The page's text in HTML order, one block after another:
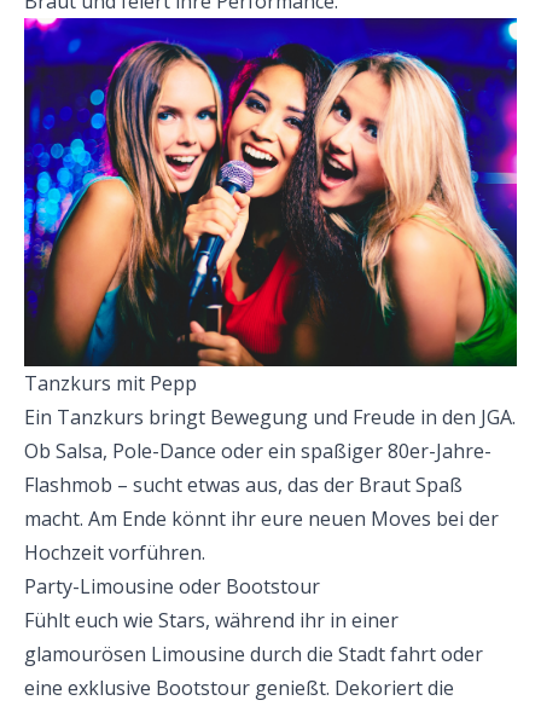
Tanzkurs mit Pepp
Ein Tanzkurs bringt Bewegung und Freude in den JGA.
Ob Salsa, Pole-Dance oder ein spaßiger 80er-Jahre-
Flashmob – sucht etwas aus, das der Braut Spaß
macht. Am Ende könnt ihr eure neuen Moves bei der
Hochzeit vorführen.
Party-Limousine oder Bootstour
Fühlt euch wie Stars, während ihr in einer
glamourösen Limousine durch die Stadt fahrt oder
eine exklusive Bootstour genießt. Dekoriert die